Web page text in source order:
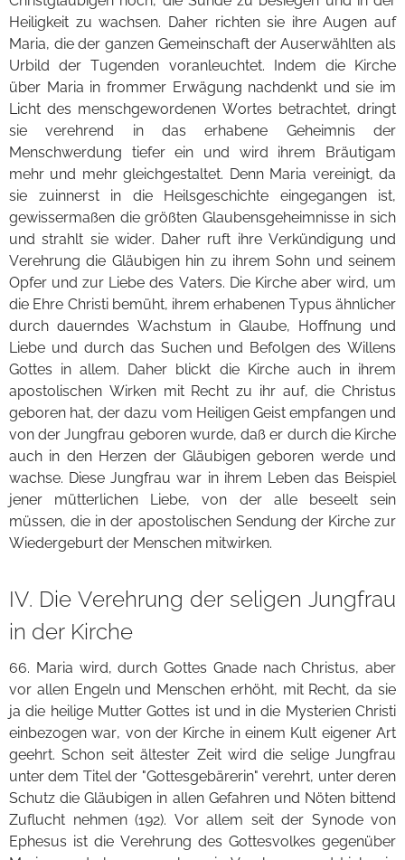
Heiligkeit zu wachsen. Daher richten sie ihre Augen auf
Maria, die der ganzen Gemeinschaft der Auserwählten als
Urbild der Tugenden voranleuchtet. Indem die Kirche
über Maria in frommer Erwägung nachdenkt und sie im
Licht des menschgewordenen Wortes betrachtet, dringt
sie verehrend in das erhabene Geheimnis der
Menschwerdung tiefer ein und wird ihrem Bräutigam
mehr und mehr gleichgestaltet. Denn Maria vereinigt, da
sie zuinnerst in die Heilsgeschichte eingegangen ist,
gewissermaßen die größten Glaubensgeheimnisse in sich
und strahlt sie wider. Daher ruft ihre Verkündigung und
Verehrung die Gläubigen hin zu ihrem Sohn und seinem
Opfer und zur Liebe des Vaters. Die Kirche aber wird, um
die Ehre Christi bemüht, ihrem erhabenen Typus ähnlicher
durch dauerndes Wachstum in Glaube, Hoffnung und
Liebe und durch das Suchen und Befolgen des Willens
Gottes in allem. Daher blickt die Kirche auch in ihrem
apostolischen Wirken mit Recht zu ihr auf, die Christus
geboren hat, der dazu vom Heiligen Geist empfangen und
von der Jungfrau geboren wurde, daß er durch die Kirche
auch in den Herzen der Gläubigen geboren werde und
wachse. Diese Jungfrau war in ihrem Leben das Beispiel
jener mütterlichen Liebe, von der alle beseelt sein
müssen, die in der apostolischen Sendung der Kirche zur
Wiedergeburt der Menschen mitwirken.
IV. Die Verehrung der seligen Jungfrau
in der Kirche
66. Maria wird, durch Gottes Gnade nach Christus, aber
vor allen Engeln und Menschen erhöht, mit Recht, da sie
ja die heilige Mutter Gottes ist und in die Mysterien Christi
einbezogen war, von der Kirche in einem Kult eigener Art
geehrt. Schon seit ältester Zeit wird die selige Jungfrau
unter dem Titel der "Gottesgebärerin" verehrt, unter deren
Schutz die Gläubigen in allen Gefahren und Nöten bittend
Zuflucht nehmen (192). Vor allem seit der Synode von
Ephesus ist die Verehrung des Gottesvolkes gegenüber